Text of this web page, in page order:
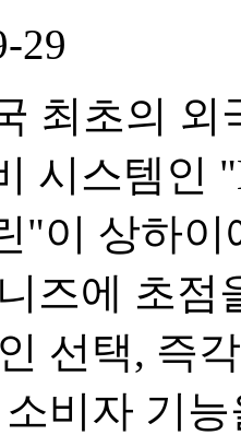
29
최초의
시스템인
"이 상하
즈에 초
선택, 즉
비자 기